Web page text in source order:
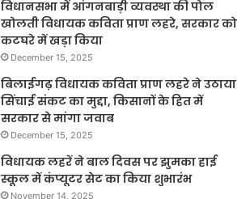
विधानसभा में आंगनबाड़ी व्यवस्था की पोल
खोलती विधायक कविता प्राण लहरे, सरकार को
कटघरे में खड़ा किया
December 15, 2025
बिलाईगढ़ विधायक कविता प्राण लहरे ने उठाया
सिंचाई संकट का मुद्दा, किसानों के हित में
सरकार से मांगा जवाब
December 15, 2025
विधायक लहरें ने बाल दिवस पर झुमका हाई
स्कूल में कंप्यूटर सेट का किया शुभारंभ
November 14, 2025